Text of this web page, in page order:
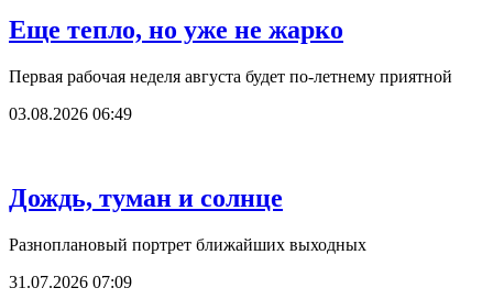
Еще тепло, но уже не жарко
Первая рабочая неделя августа будет по-летнему приятной
03.08.2026 06:49
Дождь, туман и солнце
Разноплановый портрет ближайших выходных
31.07.2026 07:09